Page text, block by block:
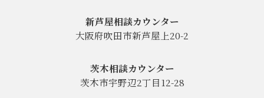
新芦屋相談カウンター
大阪府吹田市新芦屋上20-2
茨木相談カウンター
茨木市宇野辺2丁目12-28